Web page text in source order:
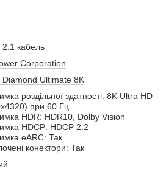
2.1 кабель
Corporation
Diamond Ultimate 8K
роздільної здатнοсті: 8K Ultra HD
при 60 Гц
HDR: HDR10, Dolby Vision
HDCP: HDCP 2.2
eARC: Так
конектори: Так